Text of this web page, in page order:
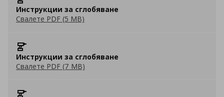
Инструкции за сглобяване
Свалете PDF (5 MB)
Инструкции за сглобяване
Свалете PDF (7 MB)